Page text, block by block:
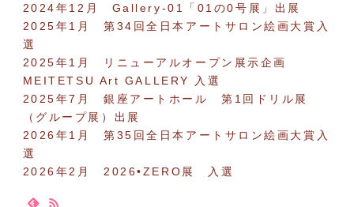
2024年12月 Gallery-01「01の0号展」出展
2025年1月 第34回全日本アートサロン絵画大賞入
選
2025年1月 リニューアルオープン展示企画
MEITETSU Art GALLERY 入選
2025年7月 銀座アートホール 第1回ドリル展
（グループ展）出展
2026年1月 第35回全日本アートサロン絵画大賞入
選
2026年2月 2026•ZERO展 入選